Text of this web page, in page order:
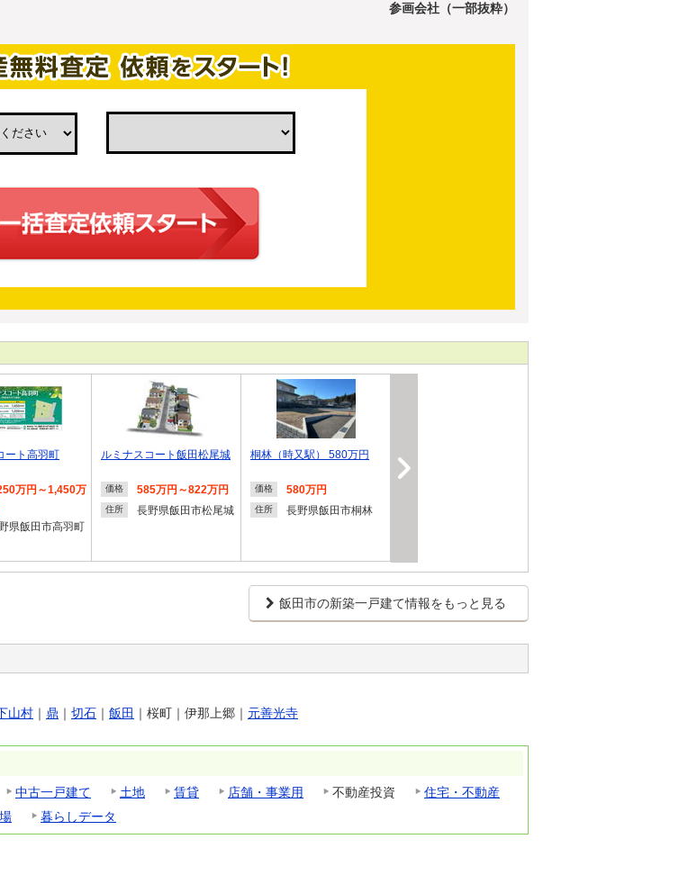
参画会社（一部抜粋）
ート高羽町
万円～1,450万
県飯田市高羽町
ルミナスコート飯田松尾城
価格 585万円～822万円
住所 長野県飯田市松尾城
桐林（時又駅） 580万円
価格 580万円
住所 長野県飯田市桐林
飯田市の新築一戸建て情報をもっと見る
山村 ｜ 鼎 ｜ 切石 ｜ 飯田 ｜ 桜町 ｜ 伊那上郷 ｜ 元善光寺
中古一戸建て 土地 賃貸 店舗・事業用 不動産投資
住宅・不動産
暮らしデータ